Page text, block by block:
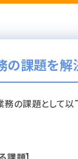
の課題を解
務の課題として